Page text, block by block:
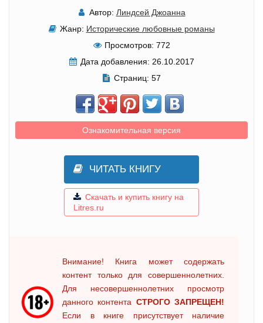
Автор: Линдсей Джоанна
Жанр: Исторические любовные романы
Просмотров: 772
Дата добавления: 26.10.2017
Страниц: 57
Ознакомительная версия
ЧИТАТЬ КНИГУ
Скачать и купить книгу на
Litres.ru
Внимание! Книга может содержать
контент только для совершеннолетних.
Для несовершеннолетних просмотр
данного контента СТРОГО ЗАПРЕЩЕН!
Если в книге присутствует наличие